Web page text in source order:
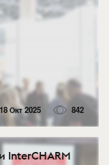
18 Окт 2025 842
InterCHARM